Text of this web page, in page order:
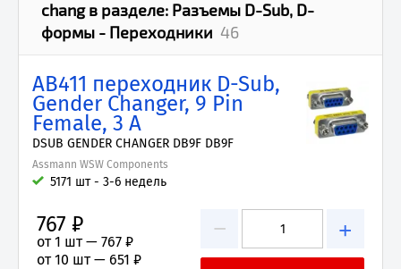
changв разделе: Разъемы D-Sub, D-
формы - Переходники 46
AB411 переходник D-Sub,
Gender Changer, 9 Pin
Female, 3 А
DSUB GENDER CHANGER DB9F DB9F
Assmann WSW Components
5171 шт - 3-6 недель
− +
767 ₽
от 1 шт — 767 ₽
от 10 шт — 651 ₽